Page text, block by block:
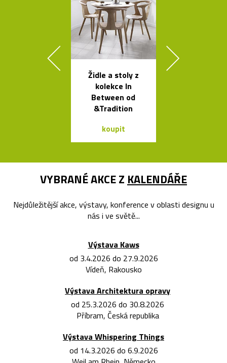
Židle a stoly z
kolekce In
Between od
&Tradition
koupit
VYBRANÉ AKCE Z KALENDÁŘE
Nejdůležitější akce, výstavy, konference v oblasti designu u
nás i ve světě...
Výstava Kaws
od 3.4.2026 do 27.9.2026
Vídeň, Rakousko
Výstava Architektura opravy
od 25.3.2026 do 30.8.2026
Příbram, Česká republika
Výstava Whispering Things
od 14.3.2026 do 6.9.2026